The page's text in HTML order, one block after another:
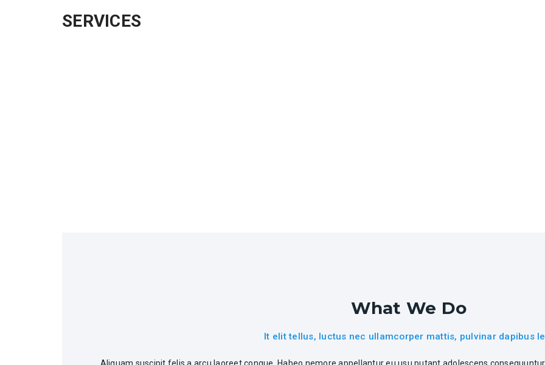
SERVICES
What We Do
It elit tellus, luctus nec ullamcorper mattis, pulvinar dapibus